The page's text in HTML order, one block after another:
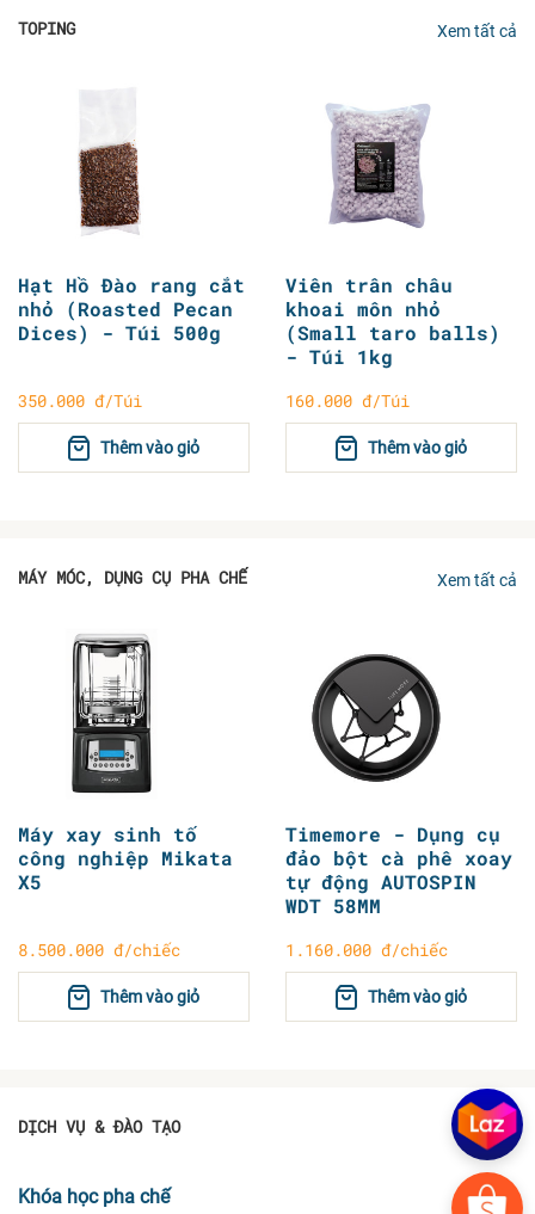
TOPING Xem tất cả
Hạt Hồ Đào rang cắt
nhỏ (Roasted Pecan
Dices) - Túi 500g
350.000 đ/Túi
Thêm vào giỏ
Viên trân châu
khoai môn nhỏ
(Small taro balls)
- Túi 1kg
160.000 đ/Túi
Thêm vào giỏ
MÁY MÓC, DỤNG CỤ PHA CHẾ Xem tất cả
Máy xay sinh tố
công nghiệp Mikata
X5
8.500.000 đ/chiếc
Thêm vào giỏ
Timemore - Dụng cụ
đảo bột cà phê xoay
tự động AUTOSPIN
WDT 58MM
1.160.000 đ/chiếc
Thêm vào giỏ
DỊCH VỤ & ĐÀO TẠO
Khóa học pha chế